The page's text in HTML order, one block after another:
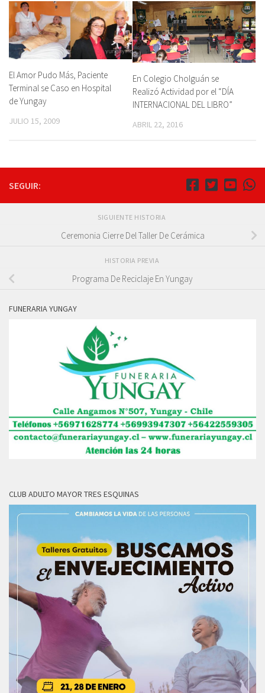
El Amor Pudo Más, Paciente
Terminal se Caso en Hospital
de Yungay
JULIO 15, 2009
En Colegio Cholguán se
Realizó Actividad por el “DÍA
INTERNACIONAL DEL LIBRO”
ABRIL 22, 2016
SEGUIR:
SIGUIENTE HISTORIA
Ceremonia Cierre Del Taller De Cerámica
HISTORIA PREVIA
Programa De Reciclaje En Yungay
FUNERARIA YUNGAY
CLUB ADULTO MAYOR TRES ESQUINAS